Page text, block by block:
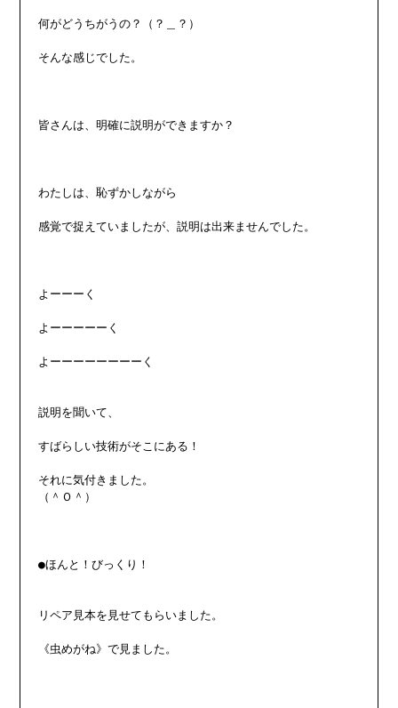
何がどうちがうの？（？＿？）
そんな感じでした。
皆さんは、明確に説明ができますか？
わたしは、恥ずかしながら
感覚で捉えていましたが、説明は出来ませんでした。
よーーーく
よーーーーーく
よーーーーーーーーく
説明を聞いて、
すばらしい技術がそこにある！
それに気付きました。
（＾Ｏ＾）
●ほんと！びっくり！
リペア見本を見せてもらいました。
《虫めがね》で見ました。